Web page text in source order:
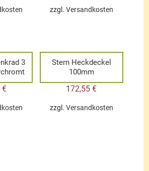
zzgl. Versandkosten
3
€
Stern Heckdeckel
100mm
172,55€
zzgl. Versandkosten